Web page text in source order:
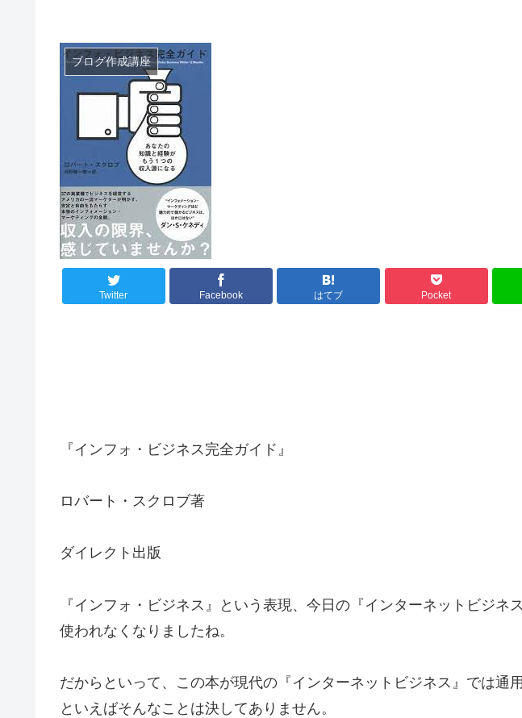
ブログ作成講座
Twitter Facebook はてブ Pocket
『インフォ・ビジネス完全ガイド』
ロバート・スクロブ著
ダイレクト出版
『インフォ・ビジネス』という表現、今日の『インターネットビジネ
使われなくなりましたね。
だからといって、この本が現代の『インターネットビジネス』では通
といえばそんなことは決してありません。